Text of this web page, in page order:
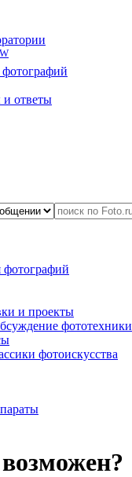
ответы
фотографий
и проекты
фототехники
фотоискусства